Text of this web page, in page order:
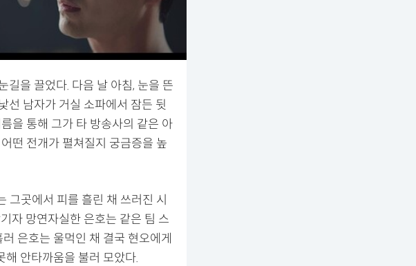
길을 끌었다. 다음 날 아침, 눈을 뜬
선 남자가 거실 소파에서 잠든 뒷
을 통해 그가 타 방송사의 같은 아
떤 전개가 펼쳐질지 궁금증을 높
그곳에서 피를 흘린 채 쓰러진 시
자 망연자실한 은호는 같은 팀 스
은호는 울먹인 채 결국 현오에게
해 안타까움을 불러 모았다.